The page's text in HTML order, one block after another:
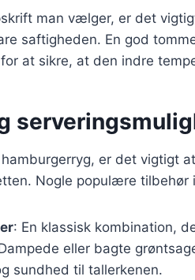
man vælger, er det
saftigheden. En god
at sikre, at den indre
er det vigtigt
Nogle populære tilbehør
: En klassisk kombination,
eller bagte
sundhed til tallerkenen.